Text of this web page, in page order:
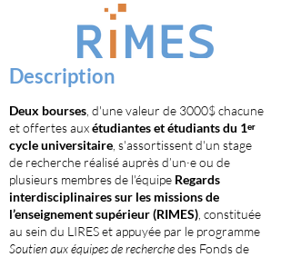
Description
Deux bourses , d'une valeur de 3000$ chacune
et offertes auxétudiantes et étudiantsdu 1ᵉʳ
cycle universitaire , s'assortissent d'un stage
de recherche réalisé auprès d’un·e ou de
plusieurs membres de l'équipe Regards
interdisciplinaires sur les missions de
l’enseignement supérieur (RIMES) constituée
au sein du LIRES et appuyée par le programme
Soutien aux équipes de recherchedes Fonds de